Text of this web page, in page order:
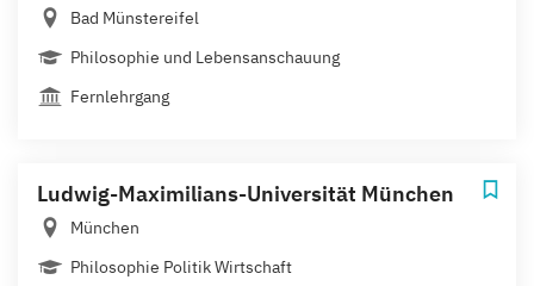
Bad Münstereifel
Philosophie und Lebensanschauung
Fernlehrgang
Ludwig-Maximilians-Universität München
München
Philosophie Politik Wirtschaft